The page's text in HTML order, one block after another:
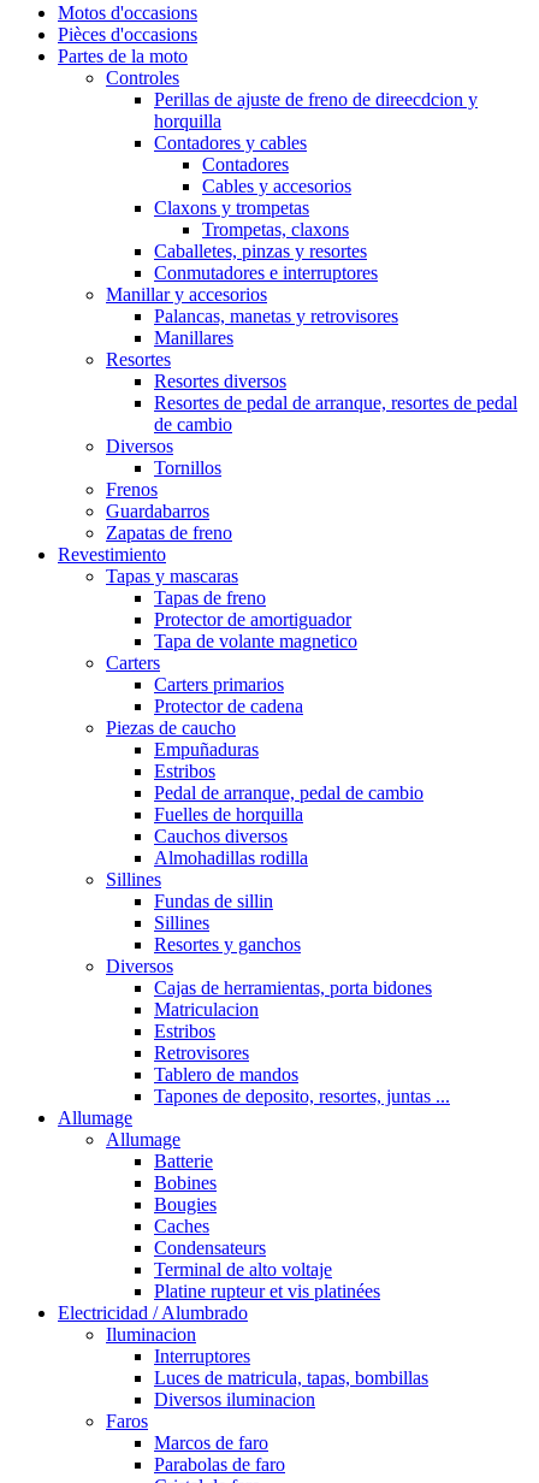
Motos d'occasions
Pièces d'occasions
Partes de la moto
Controles
Perillas de ajuste de freno de direecdcion y
horquilla
Contadores y cables
Contadores
Cables y accesorios
Claxons y trompetas
Trompetas, claxons
Caballetes, pinzas y resortes
Conmutadores e interruptores
Manillar y accesorios
Palancas, manetas y retrovisores
Manillares
Resortes
Resortes diversos
Resortes de pedal de arranque, resortes de pedal
de cambio
Diversos
Tornillos
Frenos
Guardabarros
Zapatas de freno
Revestimiento
Tapas y mascaras
Tapas de freno
Protector de amortiguador
Tapa de volante magnetico
Carters
Carters primarios
Protector de cadena
Piezas de caucho
Empuñaduras
Estribos
Pedal de arranque, pedal de cambio
Fuelles de horquilla
Cauchos diversos
Almohadillas rodilla
Sillines
Fundas de sillin
Sillines
Resortes y ganchos
Diversos
Cajas de herramientas, porta bidones
Matriculacion
Estribos
Retrovisores
Tablero de mandos
Tapones de deposito, resortes, juntas ...
Allumage
Allumage
Batterie
Bobines
Bougies
Caches
Condensateurs
Terminal de alto voltaje
Platine rupteur et vis platinées
Electricidad / Alumbrado
Iluminacion
Interruptores
Luces de matricula, tapas, bombillas
Diversos iluminacion
Faros
Marcos de faro
Parabolas de faro